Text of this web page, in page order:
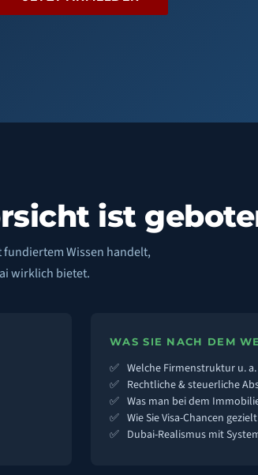
ist
Wissen handelt,
wirklich bietet.
WAS SIE NACH DEM
Welche Firmenstruktur u.
Rechtliche & steuerliche
Was man bei dem
Wie Sie Visa-Chancen
Dubai-Realismus mit